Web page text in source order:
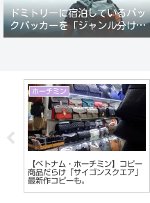
ドミトリーに宿泊しているバッ
クパッカーを「ジャンル分けし
て人間観察」が楽しい。
沖縄
沖縄市（コザ）ディープスポッ
ト！【中の町エリア】で夜遊び。
キャバクラやガールズバーで酔い